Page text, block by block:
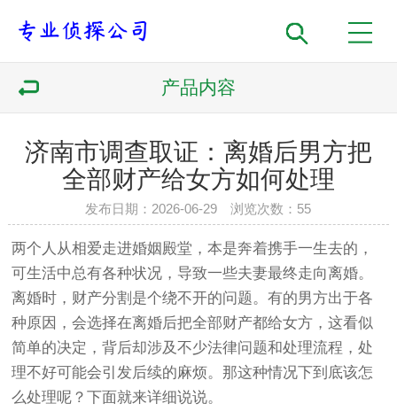
产品内容
济南市调查取证：离婚后男方把
全部财产给女方如何处理
发布日期：2026-06-29 浏览次数：55
两个人从相爱走进婚姻殿堂，本是奔着携手一生去的，
可生活中总有各种状况，导致一些夫妻最终走向离婚。
离婚时，财产分割是个绕不开的问题。有的男方出于各
种原因，会选择在离婚后把全部财产都给女方，这看似
简单的决定，背后却涉及不少法律问题和处理流程，处
理不好可能会引发后续的麻烦。那这种情况下到底该怎
么处理呢？下面就来详细说说。